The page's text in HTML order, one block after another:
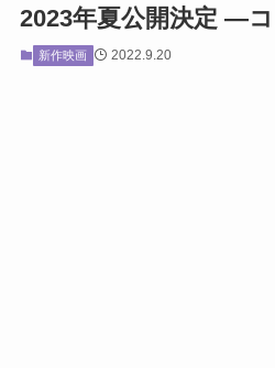
2023年夏公開決定 ―
新作映画 2022.9.20